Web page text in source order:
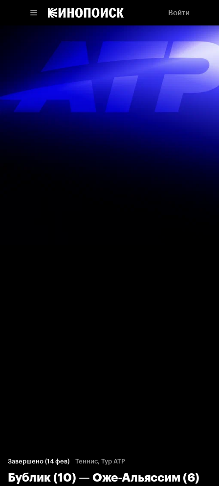
Войти
Завершено (14 фев) Теннис, Тур ATP
Бублик (10) — Оже-Альяссим (6)